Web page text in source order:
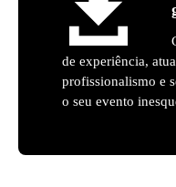
de experiência,
profissionalismo e
o seu evento